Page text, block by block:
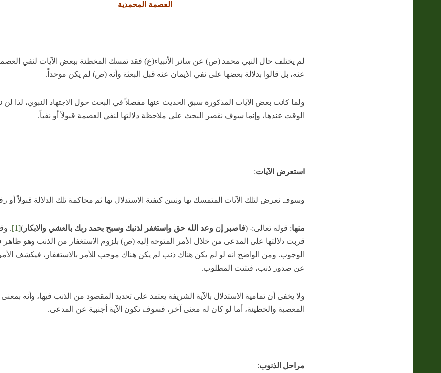
العصمة المحمدية
لم يختلف حال النبي محمد (ص) عن سائر الأنبياء(ع) فقد تمسك المخطئة ببعض الآيات لنفي
عنه، بل قالوا بدلالة بعضها على نفي الايمان عنه قبل البعثة وأنه (ص) لم يكن موحداً.
ولما كانت بعض الآيات المذكورة سبق الحديث عنها مفصلاً في البحث حول الاجتهاد النبوي، لذا لن
الوقت عندها، وإنما سوف نقصر البحث على ملاحظة دلالتها لنفي العصمة قبولاً أو نفياً.
استعرض الآيات:
وسوف نعرض لتلك الآيات المتمسك بها ونبين كيفية الاستدلال بها ثم محاكمة تلك الدلالة قبولاً أو
منها: قوله تعالى:- (فاصبر إن وعد الله حق واستغفر لذنبك وسبح بحمد ربك بالعشي والابكار )
[1]
.
قربت دلالتها على المدعى من خلال الأمر المتوجه إليه (ص) بلزوم الاستغفار من الذنب وهو
الوجوب. ومن الواضح انه لو لم يكن هناك ذنب لم يكن هناك موجب للأمر بالاستغفار، فيكشف
عن صدور ذنب، فيثبت المطلوب.
ولا يخفى أن تمامية الاستدلال بالآية الشريفة يعتمد على تحديد المقصود من الذنب فيها، وأنه بمعنى
المعصية والخطيئة، أما لو كان له معنى آخر، فسوف تكون الآية أجنبية عن المدعى.
مراحل الذنوب: